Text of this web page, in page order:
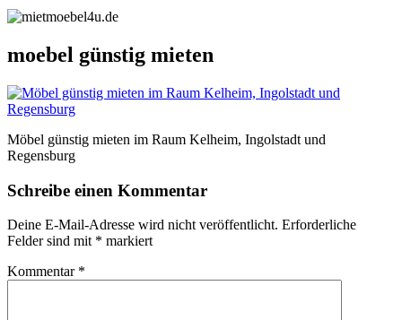
moebel günstig mieten
Möbel günstig mieten im Raum Kelheim, Ingolstadt und
Regensburg
Schreibe einen Kommentar
Deine E-Mail-Adresse wird nicht veröffentlicht. Erforderliche
Felder sind mit * markiert
Kommentar *